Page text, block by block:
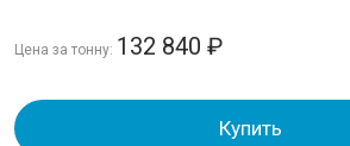
ТРУБОПРОВОДНАЯ АРМАТУРА
Цена за тонну: 132 840 ₽
Купить